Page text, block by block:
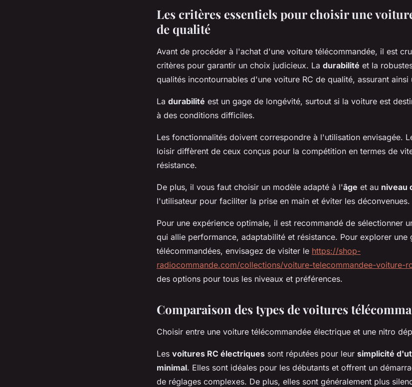
Les critères essentiels pour choisir une
de qualité
Avant de procéder à l'achat d'une voiture télécommandée, il est
critères pour garantir un choix judicieux. La durabilité et la
qualités incontournables d'une voiture RC de qualité, assurant ainsi
La durabilité est un gage de longévité, surtout si la voiture est
à des conditions difficiles.
Les fonctionnalités doivent correspondre à l'utilisation envisagée.
loisir diffèrent de ceux conçus pour la compétition en termes de
résistance.
De plus, il vous faut choisir un modèle adapté à l'âge et au niveau
l'utilisateur pour faciliter la prise en main et éviter les déconvenues.
Pour une expérience optimale, il est recommandé de sélectionner
qui allie performance, adaptabilité et résistance. Pour explorer une
télécommandées, envisagez de visiter le https://shop-
radiocommande.com/collections/voiture-telecommandee-voiture-
des options pour tous les niveaux et préférences.
Comparaison des types de voitures
Choisir entre une voiture télécommandée électrique et une nitro
Les voitures RC électriques sont réputées pour leur simplicité
minimal. Elles sont idéales pour les débutants et offrent un
de réglages complexes. De plus, elles sont généralement plus